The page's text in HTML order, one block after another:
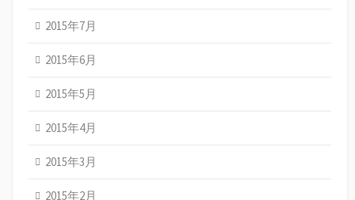
2015年7月
2015年6月
2015年5月
2015年4月
2015年3月
2015年2月